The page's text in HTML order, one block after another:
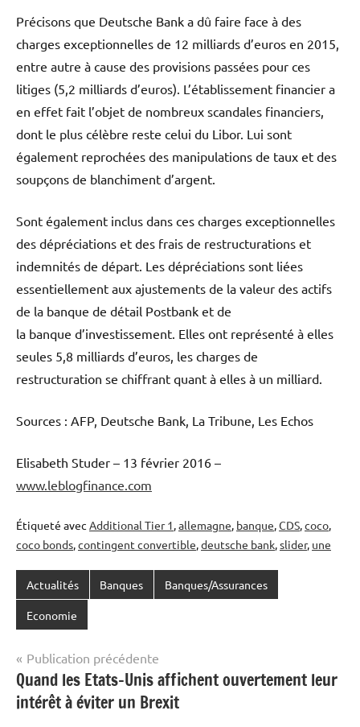
Précisons que Deutsche Bank a dû faire face à des
charges exceptionnelles de 12 milliards d’euros en 2015,
entre autre à cause des provisions passées pour ces
litiges (5,2 milliards d’euros). L’établissement financier a
en effet fait l’objet de nombreux scandales financiers,
dont le plus célèbre reste celui du Libor. Lui sont
également reprochées des manipulations de taux et des
soupçons de blanchiment d’argent.
Sont également inclus dans ces charges exceptionnelles
des dépréciations et des frais de restructurations et
indemnités de départ. Les dépréciations sont liées
essentiellement aux ajustements de la valeur des actifs
de la banque de détail Postbank et de
la banque d’investissement. Elles ont représenté à elles
seules 5,8 milliards d’euros, les charges de
restructuration se chiffrant quant à elles à un milliard.
Sources : AFP, Deutsche Bank, La Tribune, Les Echos
Elisabeth Studer – 13 février 2016 –
www.leblogfinance.com
Étiqueté avec Additional Tier 1 allemagne banque CDS coco
coco bonds contingent convertible deutsche bank slider, une
Actualités Banques Banques/Assurances
Economie
Navigation
de
l’article
Publication précédente
Quand les Etats-Unis affichent ouvertement leur
intérêt à éviter un Brexit